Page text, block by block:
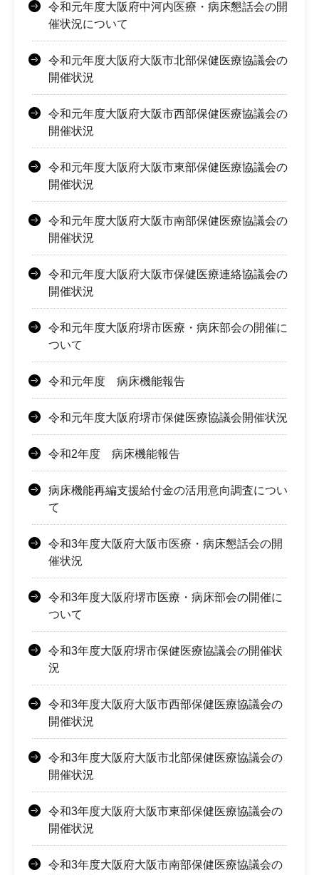
令和元年度大阪府中河内医療・病床懇話会の開
催状況について
令和元年度大阪府大阪市北部保健医療協議会の
開催状況
令和元年度大阪府大阪市西部保健医療協議会の
開催状況
令和元年度大阪府大阪市東部保健医療協議会の
開催状況
令和元年度大阪府大阪市南部保健医療協議会の
開催状況
令和元年度大阪府大阪市保健医療連絡協議会の
開催状況
令和元年度大阪府堺市医療・病床部会の開催に
ついて
令和元年度 病床機能報告
令和元年度大阪府堺市保健医療協議会開催状況
令和2年度 病床機能報告
病床機能再編支援給付金の活用意向調査につい
て
令和3年度大阪府大阪市医療・病床懇話会の開
催状況
令和3年度大阪府堺市医療・病床部会の開催に
ついて
令和3年度大阪府堺市保健医療協議会の開催状
況
令和3年度大阪府大阪市西部保健医療協議会の
開催状況
令和3年度大阪府大阪市北部保健医療協議会の
開催状況
令和3年度大阪府大阪市東部保健医療協議会の
開催状況
令和3年度大阪府大阪市南部保健医療協議会の